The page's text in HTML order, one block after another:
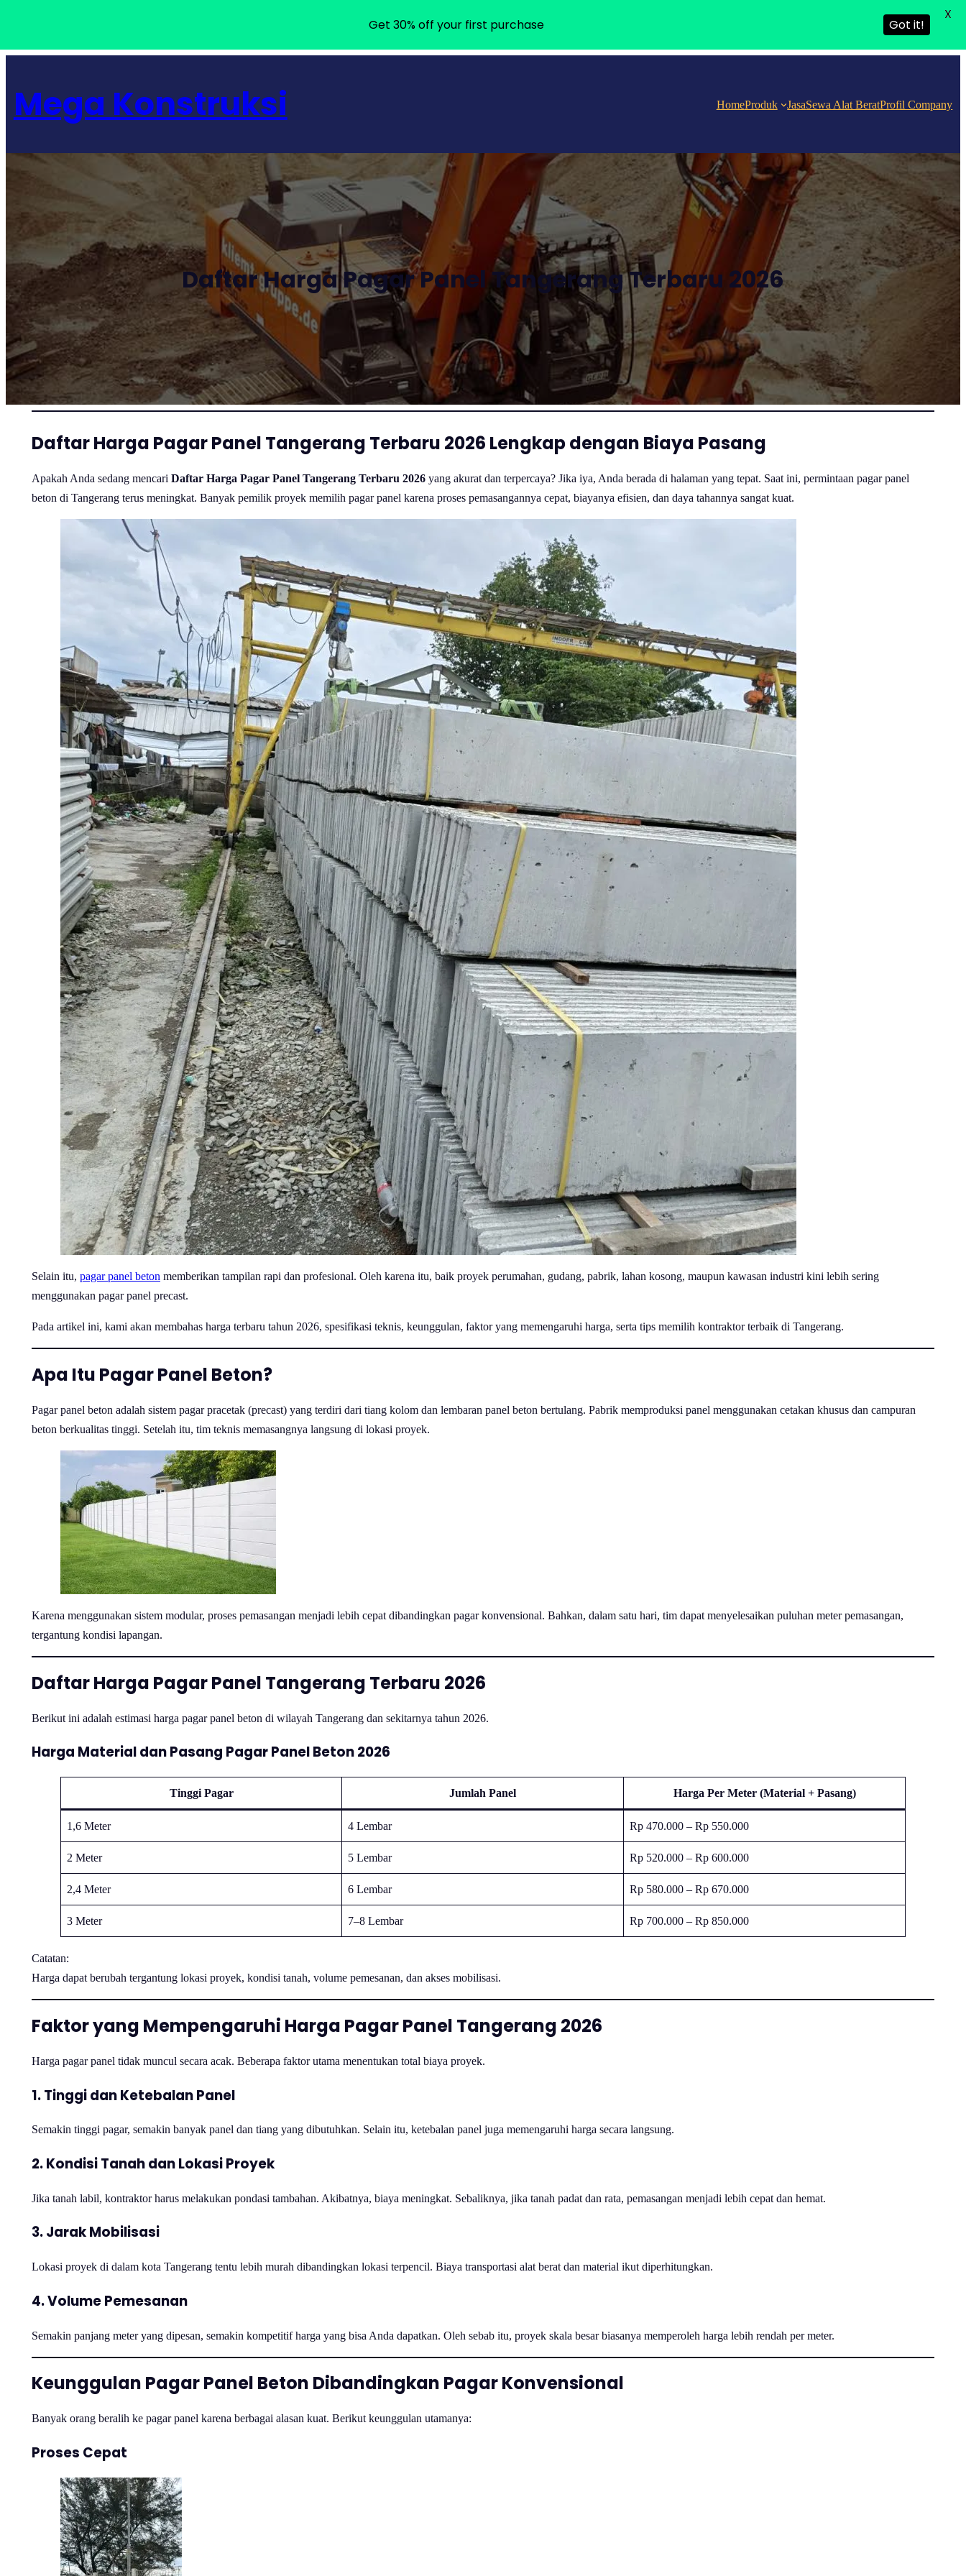
konten
Mega Konstruksi HomeProduk JasaSewa Alat BeratProfil Company
Daftar Harga Pagar Panel Tangerang Terbaru 2026
Daftar Harga Pagar Panel Tangerang Terbaru 2026 Lengkap dengan Biaya Pasang
Apakah Anda sedang mencari Daftar Harga Pagar Panel Tangerang Terbaru 2026 yang akurat dan terpercaya? Jika iya, Anda berada di halaman yang tepat. Saat ini, permintaan pagar panel
beton di Tangerang terus meningkat. Banyak pemilik proyek memilih pagar panel karena proses pemasangannya cepat, biayanya efisien, dan daya tahannya sangat kuat.
Selain itu, pagar panel beton memberikan tampilan rapi dan profesional. Oleh karena itu, baik proyek perumahan, gudang, pabrik, lahan kosong, maupun kawasan industri kini lebih sering
menggunakan pagar panel precast.
Pada artikel ini, kami akan membahas harga terbaru tahun 2026, spesifikasi teknis, keunggulan, faktor yang memengaruhi harga, serta tips memilih kontraktor terbaik di Tangerang.
Apa Itu Pagar Panel Beton?
Pagar panel beton adalah sistem pagar pracetak (precast) yang terdiri dari tiang kolom dan lembaran panel beton bertulang. Pabrik memproduksi panel menggunakan cetakan khusus dan campuran
beton berkualitas tinggi. Setelah itu, tim teknis memasangnya langsung di lokasi proyek.
Karena menggunakan sistem modular, proses pemasangan menjadi lebih cepat dibandingkan pagar konvensional. Bahkan, dalam satu hari, tim dapat menyelesaikan puluhan meter pemasangan,
tergantung kondisi lapangan.
Daftar Harga Pagar Panel Tangerang Terbaru 2026
Berikut ini adalah estimasi harga pagar panel beton di wilayah Tangerang dan sekitarnya tahun 2026.
Harga Material dan Pasang Pagar Panel Beton 2026
Tinggi Pagar Jumlah Panel Harga Per Meter (Material + Pasang)
1,6 Meter 4 Lembar Rp 470.000 – Rp 550.000
2 Meter 5 Lembar Rp 520.000 – Rp 600.000
2,4 Meter 6 Lembar Rp 580.000 – Rp 670.000
3 Meter 7–8 Lembar Rp 700.000 – Rp 850.000
Catatan:
Harga dapat berubah tergantung lokasi proyek, kondisi tanah, volume pemesanan, dan akses mobilisasi.
Faktor yang Mempengaruhi Harga Pagar Panel Tangerang 2026
Harga pagar panel tidak muncul secara acak. Beberapa faktor utama menentukan total biaya proyek.
1. Tinggi dan Ketebalan Panel
Semakin tinggi pagar, semakin banyak panel dan tiang yang dibutuhkan. Selain itu, ketebalan panel juga memengaruhi harga secara langsung.
2. Kondisi Tanah dan Lokasi Proyek
Jika tanah labil, kontraktor harus melakukan pondasi tambahan. Akibatnya, biaya meningkat. Sebaliknya, jika tanah padat dan rata, pemasangan menjadi lebih cepat dan hemat.
3. Jarak Mobilisasi
Lokasi proyek di dalam kota Tangerang tentu lebih murah dibandingkan lokasi terpencil. Biaya transportasi alat berat dan material ikut diperhitungkan.
4. Volume Pemesanan
Semakin panjang meter yang dipesan, semakin kompetitif harga yang bisa Anda dapatkan. Oleh sebab itu, proyek skala besar biasanya memperoleh harga lebih rendah per meter.
Keunggulan Pagar Panel Beton Dibandingkan Pagar Konvensional
Banyak orang beralih ke pagar panel karena berbagai alasan kuat. Berikut keunggulan utamanya:
Proses Cepat
Get 30% off your first purchase Got it!
X